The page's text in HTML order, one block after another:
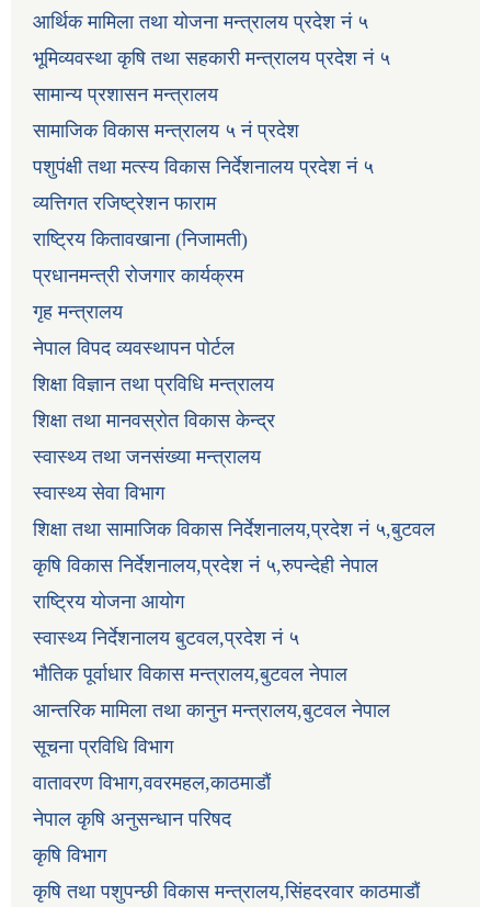
आर्थिक मामिला तथा योजना मन्त्रालय प्रदेश नं ५
भूमिव्यवस्था कृषि तथा सहकारी मन्त्रालय प्रदेश नं ५
सामान्य प्रशासन मन्त्रालय
सामाजिक विकास मन्त्रालय ५ नं प्रदेश
पशुपंक्षी तथा मत्स्य विकास निर्देशनालय प्रदेश नं ५
व्यत्तिगत रजिष्ट्रेशन फाराम
राष्ट्रिय कितावखाना (निजामती)
प्रधानमन्त्री रोजगार कार्यक्रम
गृह मन्त्रालय
नेपाल विपद व्यवस्थापन पोर्टल
शिक्षा विज्ञान तथा प्रविधि मन्त्रालय
शिक्षा तथा मानवस्रोत विकास केन्द्र
स्वास्थ्य तथा जनसंख्या मन्त्रालय
स्वास्थ्य सेवा विभाग
शिक्षा तथा सामाजिक विकास निर्देशनालय,प्रदेश नं ५,बुटवल
कृषि विकास निर्देशनालय,प्रदेश नं ५,रुपन्देही नेपाल
राष्ट्रिय योजना आयोग
स्वास्थ्य निर्देशनालय बुटवल,प्रदेश नं ५
भौतिक पूर्वाधार विकास मन्त्रालय,बुटवल नेपाल
आन्तरिक मामिला तथा कानुन मन्त्रालय,बुटवल नेपाल
सूचना प्रविधि विभाग
वातावरण विभाग,ववरमहल,काठमाडौं
नेपाल कृषि अनुसन्धान परिषद
कृषि विभाग
कृषि तथा पशुपन्छी विकास मन्त्रालय,सिंहदरवार काठमाडौं